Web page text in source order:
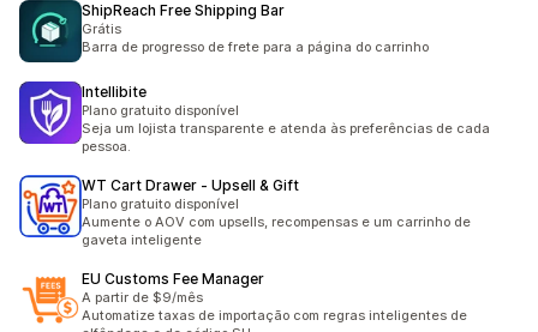
ShipReach Free Shipping Bar
Grátis
Barra de progresso de frete para a página do carrinho
Intellibite
Plano gratuito disponível
Seja um lojista transparente e atenda às preferências de cada
pessoa.
WT Cart Drawer ‑ Upsell & Gift
Plano gratuito disponível
Aumente o AOV com upsells, recompensas e um carrinho de
gaveta inteligente
EU Customs Fee Manager
A partir de $9/mês
Automatize taxas de importação com regras inteligentes de